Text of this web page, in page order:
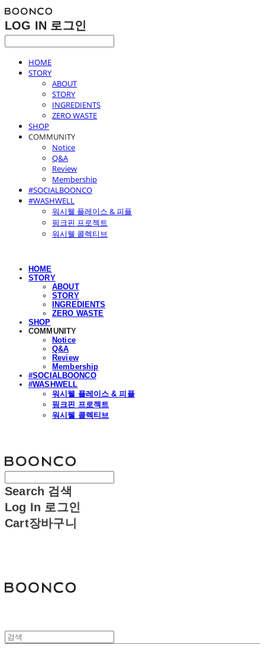
LOG IN 로그인
HOME
STORY
ABOUT
STORY
INGREDIENTS
ZERO WASTE
SHOP
COMMUNITY
Notice
Q&A
Review
Membership
#SOCIALBOONCO
#WASHWELL
워시웰 플레이스 & 피플
핑크핀 프로젝트
워시웰 콜렉티브
HOME
STORY
ABOUT
STORY
INGREDIENTS
ZERO WASTE
SHOP
COMMUNITY
Notice
Q&A
Review
Membership
#SOCIALBOONCO
#WASHWELL
워시웰 플레이스 & 피플
핑크핀 프로젝트
워시웰 콜렉티브
Search 검색
Log In 로그인
Cart장바구니